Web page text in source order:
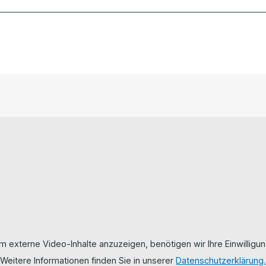
externe Video-Inhalte anzuzeigen, benötigen wir Ihre
Weitere Informationen finden Sie in unsererDatenschutzerklärung.